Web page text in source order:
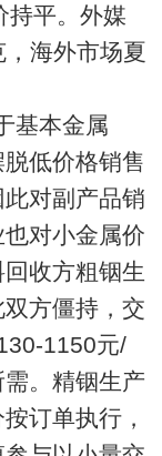
持平。外媒
海外市场夏
基本金属
低价格销售
对副产品销
对小金属价
收方粗铟生
方僵持，交
1150元/
。精铟生产
订单执行，